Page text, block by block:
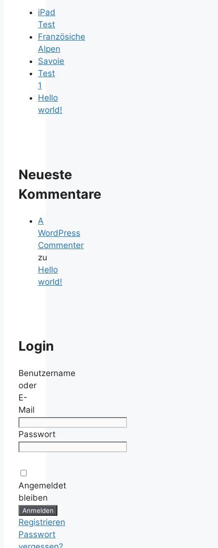
iPad
Test
Französiche
Alpen
Savoie
Test
1
Hello
world!
Neueste
Kommentare
A
WordPress
Commenter
zu
Hello
world!
Login
Benutzername
oder
E-
Mail
Passwort
Angemeldet
bleiben
Registrieren
Passwort